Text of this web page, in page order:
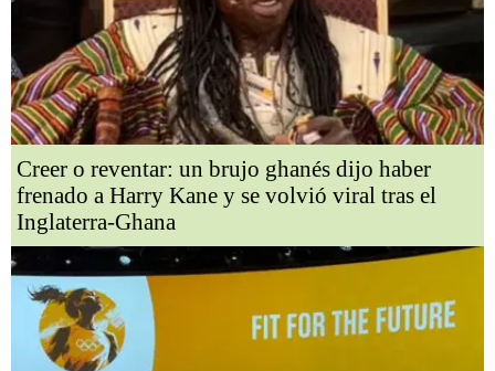
Creer o reventar: un brujo ghanés dijo haber
frenado a Harry Kane y se volvió viral tras el
Inglaterra-Ghana